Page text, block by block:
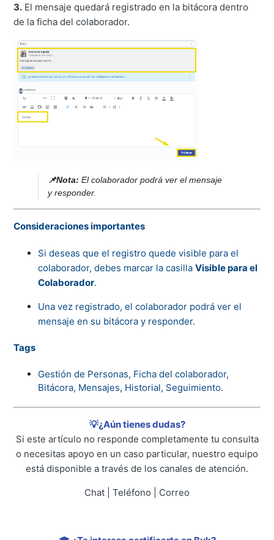
3. El mensaje quedará registrado en la bitácora dentro
de la ficha del colaborador.
📌Nota:El colaborador podrá ver el mensaje
y responder.
Consideraciones importantes
Si deseas que el registro quede visible para el
colaborador, debes marcar la casillaVisible para el
Colaborador.
Una vez registrado, el colaborador podrá ver el
mensaje en su bitácora y responder.
Tags
Gestión de Personas, Ficha del colaborador,
Bitácora, Mensajes, Historial, Seguimiento.
💡¿Aún tienes dudas?
Si este artículo no responde completamente tu consulta
o necesitas apoyo en un caso particular, nuestro equipo
está disponible a través de los canales de atención.
Chat | Teléfono | Correo